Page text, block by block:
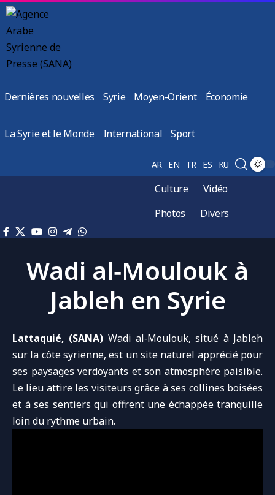
Dernières nouvelles Syrie Moyen-Orient Économie
La Syrie et le Monde International Sport
AR EN TR ES KU
Culture
Vidéo
Photos
Divers
Wadi al‑Moulouk à
Jableh en Syrie
Lattaquié, (SANA) Wadi al‑Moulouk, situé à Jableh
sur la côte syrienne, est un site naturel apprécié pour
ses paysages verdoyants et son atmosphère paisible.
Le lieu attire les visiteurs grâce à ses collines boisées
et à ses sentiers qui offrent une échappée tranquille
loin du rythme urbain.